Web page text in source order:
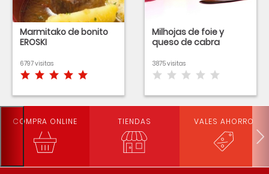
Marmitako de bonito
EROSKI
6797 visitas
Milhojas de foie y
queso de cabra
3875 visitas
COMPRA ONLINE TIENDAS VALES AHORRO